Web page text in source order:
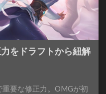
力をドラフトから紐解
要な修正力。OMGが初